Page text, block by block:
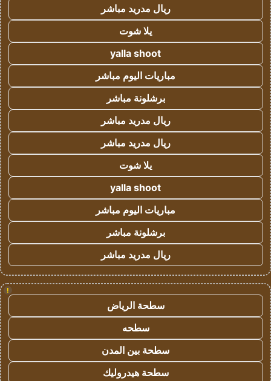
ريال مدريد مباشر
يلا شوت
yalla shoot
مباريات اليوم مباشر
برشلونة مباشر
ريال مدريد مباشر
ريال مدريد مباشر
يلا شوت
yalla shoot
مباريات اليوم مباشر
برشلونة مباشر
ريال مدريد مباشر
!
سطحة الرياض
سطحه
سطحة بين المدن
سطحة هيدروليك